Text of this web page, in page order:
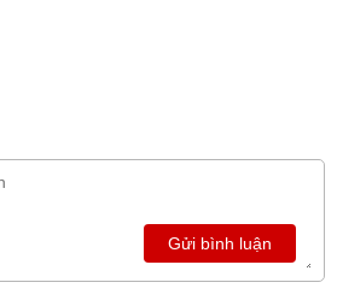
Gửi bình luận